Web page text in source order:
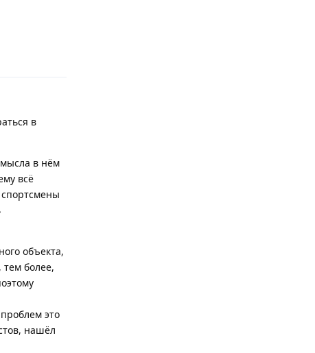
в
в нём
всё
объекта,
более,
это
нашёл